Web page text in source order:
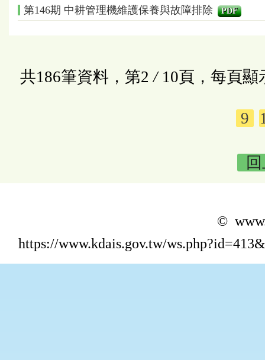
第146期 中耕管理機維護保養與故障排除 PDF
共186筆資料，第2 / 10頁，每頁顯
9
©
https://www.kdais.gov.tw/